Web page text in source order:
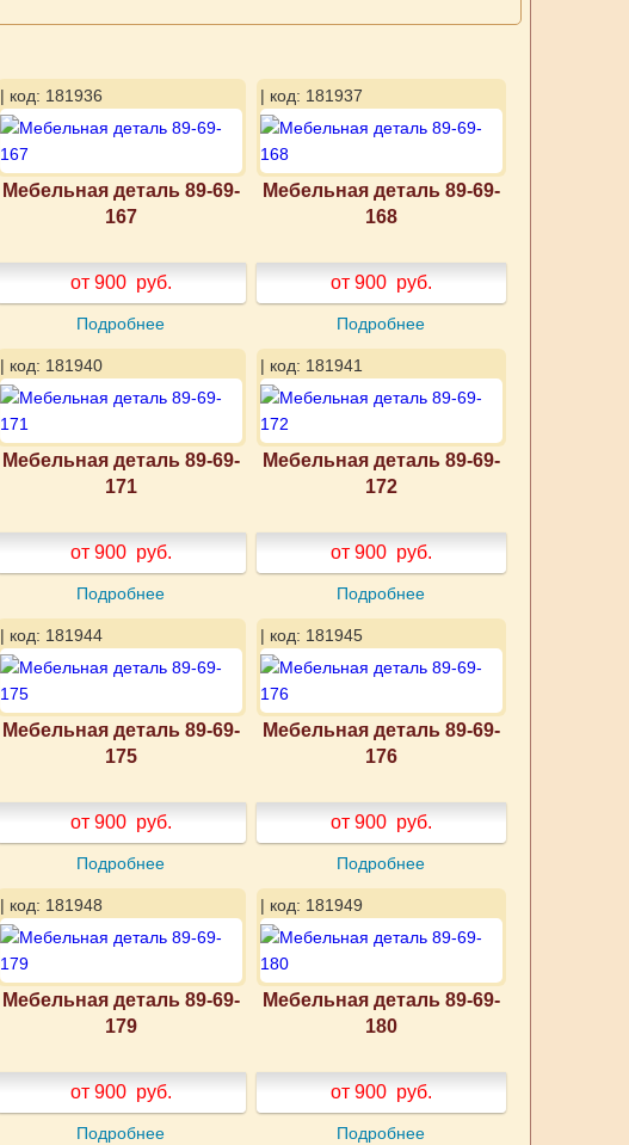
| код: 181936
Мебельная деталь 89-69-
167
от 900 руб.
Подробнее
| код: 181937
Мебельная деталь 89-69-
168
от 900 руб.
Подробнее
| код: 181940
Мебельная деталь 89-69-
171
от 900 руб.
Подробнее
| код: 181941
Мебельная деталь 89-69-
172
от 900 руб.
Подробнее
| код: 181944
Мебельная деталь 89-69-
175
от 900 руб.
Подробнее
| код: 181945
Мебельная деталь 89-69-
176
от 900 руб.
Подробнее
| код: 181948
Мебельная деталь 89-69-
179
от 900 руб.
Подробнее
| код: 181949
Мебельная деталь 89-69-
180
от 900 руб.
Подробнее